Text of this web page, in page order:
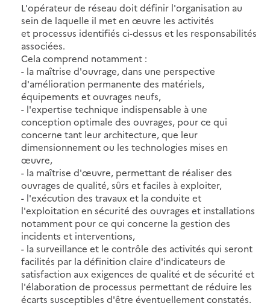
L'opérateur de réseau doit définir l'organisation au
sein de laquelle il met en œuvre les activités
et processus identifiés ci-dessus et les responsabilités
associées.
Cela comprend notamment :
- la maîtrise d'ouvrage, dans une perspective
d'amélioration permanente des matériels,
équipements et ouvrages neufs,
- l'expertise technique indispensable à une
conception optimale des ouvrages, pour ce qui
concerne tant leur architecture, que leur
dimensionnement ou les technologies mises en
œuvre,
- la maîtrise d'œuvre, permettant de réaliser des
ouvrages de qualité, sûrs et faciles à exploiter,
- l'exécution des travaux et la conduite et
l'exploitation en sécurité des ouvrages et installations
notamment pour ce qui concerne la gestion des
incidents et interventions,
- la surveillance et le contrôle des activités qui seront
facilités par la définition claire d'indicateurs de
satisfaction aux exigences de qualité et de sécurité et
l'élaboration de processus permettant de réduire les
écarts susceptibles d'être éventuellement constatés.